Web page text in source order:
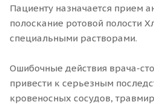
Пациенту назначается прием
полоскание ротовой полости
специальными растворами.
Ошибочные действия врача-
привести к серьезным
кровеносных сосудов,